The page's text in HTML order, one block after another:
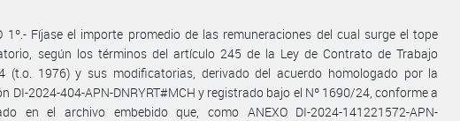
1º.- Fíjase el importe promedio de las remuneraciones del cual surge el tope
según los términos del artículo 245 de la Ley de Contrato de Trabajo
(t.o. 1976) y sus modificatorias, derivado del acuerdo homologado por la
DI-2024-404-APN-DNRYRT#MCH y registrado bajo el Nº 1690/24, conforme a
en el archivo embebido que, como ANEXO DI-2024-141221572-APN-